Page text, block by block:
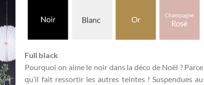
Full black
Pourquoi on aime le noir dans la déco de Noël ? Parce
qu’il fait ressortir les autres teintes ! Suspendues au